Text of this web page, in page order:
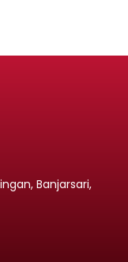
Banjarsari,